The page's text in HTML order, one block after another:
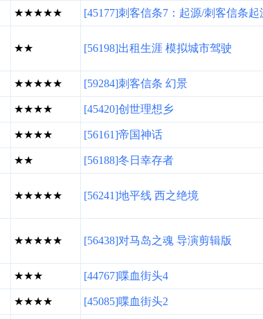
★★★★★ [45177]刺客信条7：起源/刺客信条起
★★ [56198]出租生涯 模拟城市驾驶
★★★★★ [59284]刺客信条 幻景
★★★★ [45420]创世理想乡
★★★★ [56161]帝国神话
★★ [56188]冬日幸存者
★★★★★ [56241]地平线 西之绝境
★★★★★ [56438]对马岛之魂 导演剪辑版
★★★ [44767]喋血街头4
★★★★ [45085]喋血街头2